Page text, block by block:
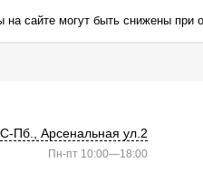
сайте могут быть снижены при
С-Пб., Арсенальная ул.2
Пн-пт 10:00—18:00